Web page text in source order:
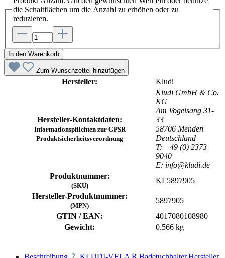
die Schaltflächen um die Anzahl zu erhöhen oder zu
reduzieren.
In den Warenkorb
Zum Wunschzettel hinzufügen
Hersteller: Kludi
Hersteller-Kontaktdaten:
Informationspflichten zur GPSR
Produktsicherheitsverordnung
Kludi GmbH & Co.
KG
Am Vogelsang 31-
33
58706 Menden
Deutschland
T: +49 (0) 2373
9040
E: info@kludi.de
Produktnummer:
(SKU)
KL5897905
Hersteller-Produktnummer:
(MPN)
5897905
GTIN / EAN:
4017080108980
Gewicht:
0.566 kg